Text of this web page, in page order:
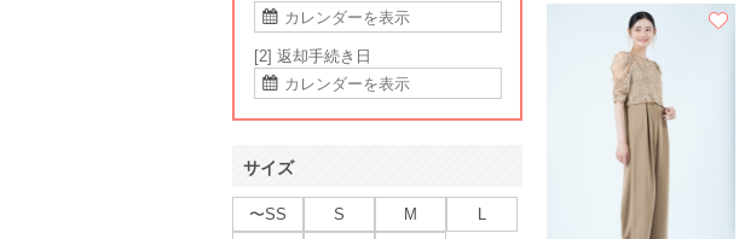
[2] 返却手続き日
サイズ
〜SS S M
L